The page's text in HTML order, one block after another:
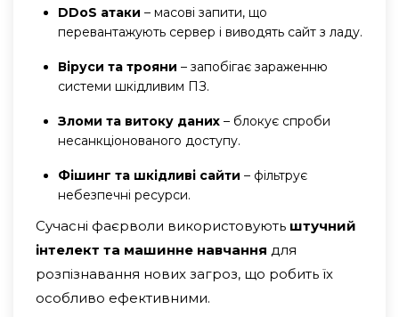
DDoS атаки – масові запити, що
перевантажують сервер і виводять сайт з ладу.
Віруси та трояни – запобігає зараженню
системи шкідливим ПЗ.
Зломи та витоку даних – блокує спроби
несанкціонованого доступу.
Фішинг та шкідливі сайти – фільтрує
небезпечні ресурси.
Сучасні фаєрволи використовують штучний
інтелект та машинне навчання для
розпізнавання нових загроз, що робить їх
особливо ефективними.